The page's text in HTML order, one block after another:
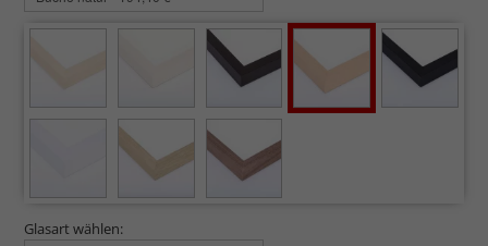
Glasart wählen: